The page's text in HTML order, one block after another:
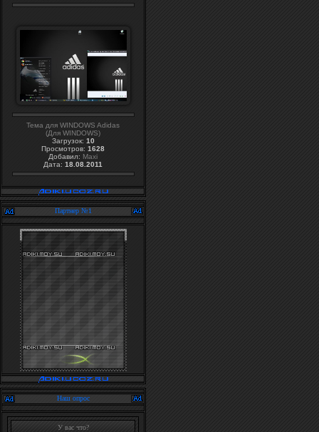
Тема для WINDOWS Adidas
(Для WINDOWS)
Загрузок: 10
Просмотров: 1628
Добавил: Maxi
Дата: 18.08.2011
Партнер №1
Наш опрос
У вас что?